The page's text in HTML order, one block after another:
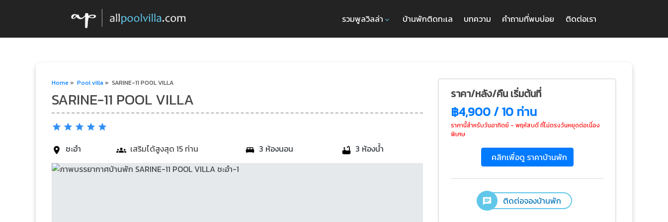
รวมพูลวิลล่า บ้านพักติดทะเล บทความ คำถามที่พบบ่อย ติดต่อเรา
Home » Pool villa » SARINE-11 POOL VILLA
SARINE-11 POOL VILLA
ชะอำ เสริมได้สูงสุด 15 ท่าน 3 ห้องนอน 3 ห้องน้ำ
ราคา/หลัง/คืน เริ่มต้นที่
฿4,900 / 10 ท่าน
ราคานี้สำหรับวันอาทิตย์ - พฤหัสบดี ที่ไม่ตรงวันหยุดต่อเนื่อง
พิเศษ
คลิกเพื่อดู ราคาบ้านพัก
ติดต่อจองบ้านพัก